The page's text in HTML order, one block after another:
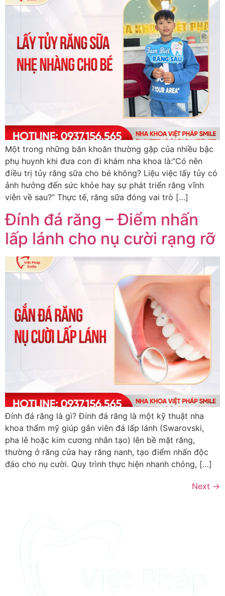
Một trong những băn khoăn thường gặp của nhiều bậc
phụ huynh khi đưa con đi khám nha khoa là:“Có nên
điều trị tủy răng sữa cho bé không? Liệu việc lấy tủy có
ảnh hưởng đến sức khỏe hay sự phát triển răng vĩnh
viễn về sau?” Thực tế, răng sữa đóng vai trò […]
Đính đá răng – Điểm nhấn
lấp lánh cho nụ cười rạng rỡ
Đính đá răng là gì? Đính đá răng là một kỹ thuật nha
khoa thẩm mỹ giúp gắn viên đá lấp lánh (Swarovski,
pha lê hoặc kim cương nhân tạo) lên bề mặt răng,
thường ở răng cửa hay răng nanh, tạo điểm nhấn độc
đáo cho nụ cười. Quy trình thực hiện nhanh chóng, […]
Next →